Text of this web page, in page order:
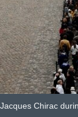
Chirac